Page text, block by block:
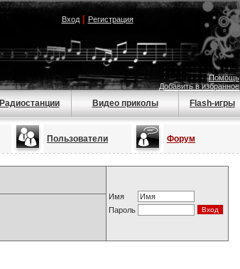
Вход| Регистрация
Помощь
Добавить в избранное
Радиостанции Видео приколы Flash-игры
Пользователи Форум
Имя
Пароль